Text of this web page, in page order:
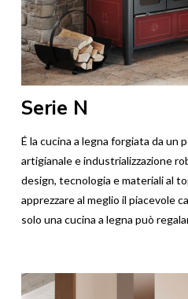
Serie N
É la cucina a legna forgiata da un
artigianale e industrializzazione
design, tecnologia e materiali al
apprezzare al meglio il piacevole
solo una cucina a legna può